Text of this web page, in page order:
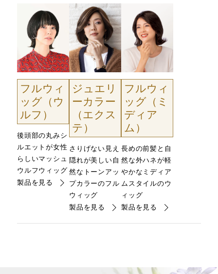
フルウィ
ッグ（ウ
ルフ）
後頭部の丸みシ
ルエットが女性
らしいマッシュ
ウルフウィッグ
製品を見る
ジュエリ
ーカラー
（エクス
テ）
さりげない見え
隠れが美しい自
然なトーンアッ
プカラーのフル
ウィッグ
製品を見る
フルウィ
ッグ（ミ
ディア
ム）
長めの前髪と自
然な外ハネが軽
やかなミディア
ムスタイルのウ
ィッグ
製品を見る